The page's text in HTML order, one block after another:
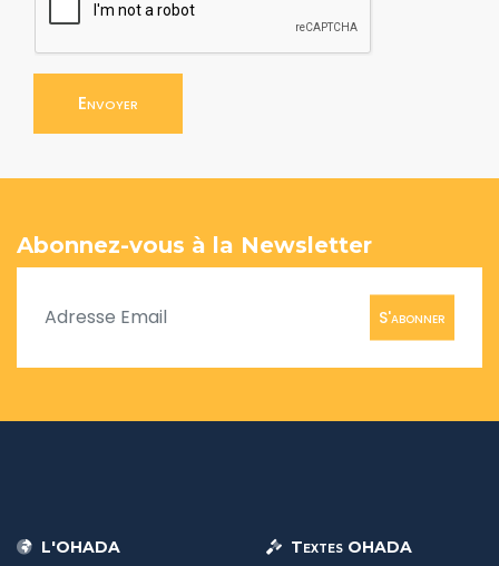
Envoyer
Abonnez-vous à la Newsletter
S'abonner
L'OHADA Textes OHADA